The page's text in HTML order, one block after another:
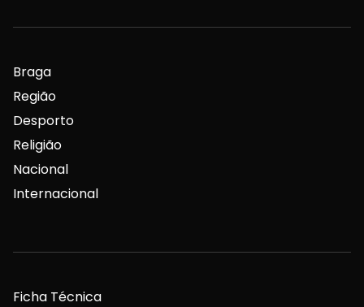
Braga
Região
Desporto
Religião
Nacional
Internacional
Ficha Técnica